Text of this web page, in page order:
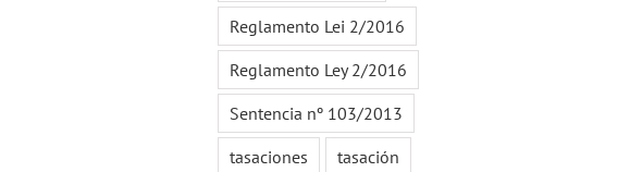
Reglamento Lei 2/2016
Reglamento Ley 2/2016
Sentencia nº 103/2013
tasaciones
tasación